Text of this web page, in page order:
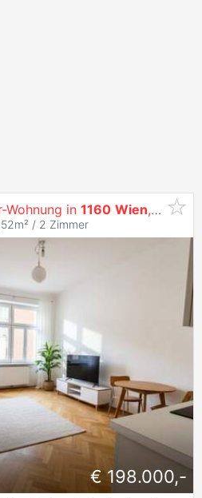
Wohnung in 1160 Wien, 40m², gepflegt, mit Einbauküche!!!
/ 2 Zimmer
€ 198.000,-